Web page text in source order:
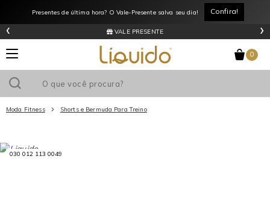
Presentes de última hora? O Vale-Presente salva seu dia! Confira!
VALE PRESENTE
‹ ›
0
Moda Fitness Shorts e Bermuda Para Treino
Utilize o cupom
030 012 113 0049